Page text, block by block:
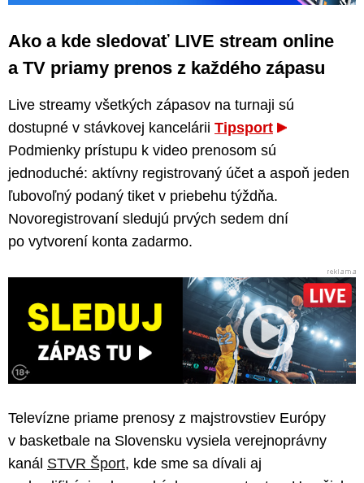
Ako a kde sledovať LIVE stream online
a TV priamy prenos z každého zápasu
Live streamy všetkých zápasov na turnaji sú
dostupné v stávkovej kancelárii Tipsport
Podmienky prístupu k video prenosom sú
jednoduché: aktívny registrovaný účet a aspoň jeden
ľubovoľný podaný tiket v priebehu týždňa.
Novoregistrovaní sledujú prvých sedem dní
po vytvorení konta zadarmo.
Televízne priame prenosy z majstrovstiev Európy
v basketbale na Slovensku vysiela verejnoprávny
kanál STVR Šport, kde sme sa dívali aj